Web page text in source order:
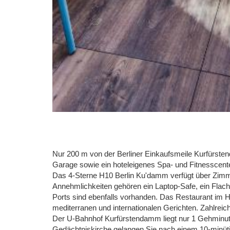
Nur 200 m von der Berliner Einkaufsmeile
Garage sowie ein hoteleigenes Spa- und
Das 4-Sterne H10 Berlin Ku'damm verfügt über
Annehmlichkeiten gehören ein Laptop-Safe, ein
Ports sind ebenfalls vorhanden. Das Restaurant im
mediterranen und internationalen Gerichten.
Der U-Bahnhof Kurfürstendamm liegt nur 1